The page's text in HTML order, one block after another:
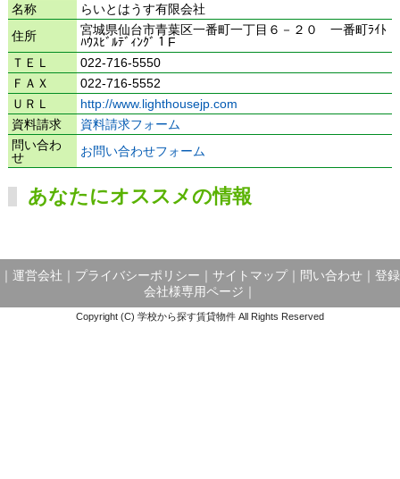
名称
らいとはうす有限会社
住所
宮城県仙台市青葉区一番町一丁目６－２０ 一番町ﾗｲﾄ
ﾊｳｽﾋﾞﾙﾃﾞｨﾝｸﾞ１F
ＴＥＬ
022-716-5550
ＦＡＸ
022-716-5552
ＵＲＬ
http://www.lighthousejp.com
資料請求
資料請求フォーム
問い合わ
せ
お問い合わせフォーム
あなたにオススメの情報
運営会社 プライバシーポリシー サイトマップ｜ 問い合わせ
登録
会社様専用ページ
Copyright (C) 学校から探す賃貸物件 All Rights Reserved